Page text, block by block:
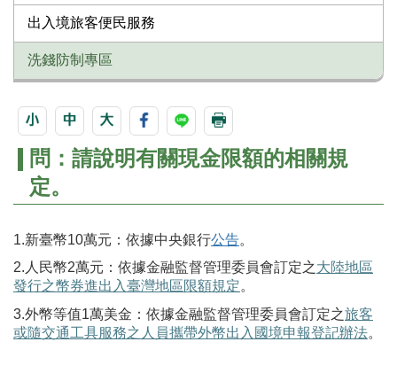
出入境旅客便民服務
洗錢防制專區
問：請說明有關現金限額的相關規
定。
1.新臺幣10萬元：依據中央銀行公告。
2.人民幣2萬元 ： 依據金融監督管理委員會訂定之大陸地區
發行之幣券進出入臺灣地區限額規定。
3.外幣等值1萬美金 ：依據金融監督管理委員會訂定之旅客
或隨交通工具服務之人員攜帶外幣出入國境申報登記辦法。